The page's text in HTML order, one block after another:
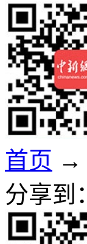
首页 →
分享到：